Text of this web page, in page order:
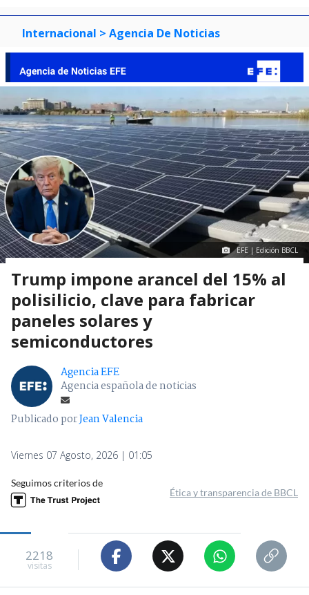
Internacional > Agencia De Noticias
EFE | Edición BBCL
Trump impone arancel del 15% al
polisilicio, clave para fabricar
paneles solares y
semiconductores
Agencia EFE
Agencia española de noticias
Publicado porJean Valencia
Viernes 07 Agosto, 2026 | 01:05
Seguimos criterios de
Ética y transparencia de BBCL
2218
visitas